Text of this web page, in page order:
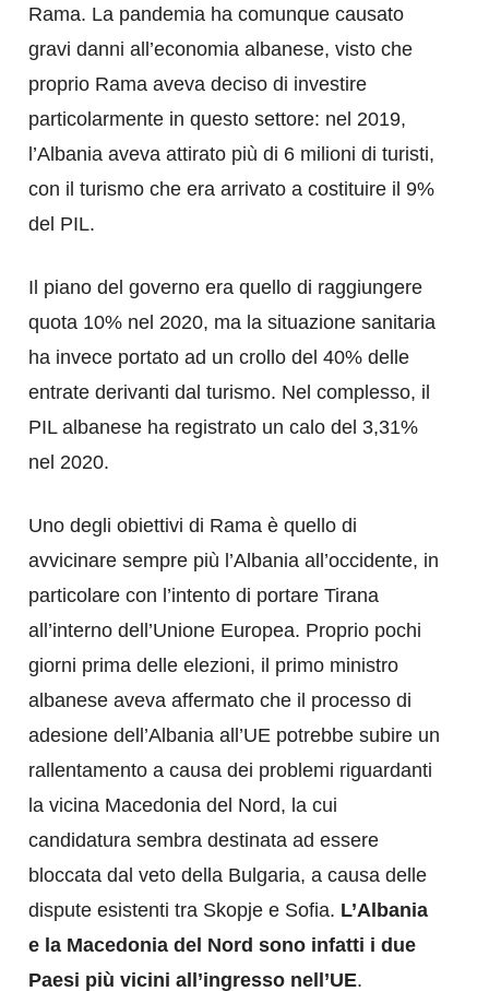
Rama. La pandemia ha comunque causato
gravi danni all’economia albanese, visto che
proprio Rama aveva deciso di investire
particolarmente in questo settore: nel 2019,
l’Albania aveva attirato più di 6 milioni di turisti,
con il turismo che era arrivato a costituire il 9%
del PIL.
Il piano del governo era quello di raggiungere
quota 10% nel 2020, ma la situazione sanitaria
ha invece portato ad un crollo del 40% delle
entrate derivanti dal turismo. Nel complesso, il
PIL albanese ha registrato un calo del 3,31%
nel 2020.
Uno degli obiettivi di Rama è quello di
avvicinare sempre più l’Albania all’occidente, in
particolare con l’intento di portare Tirana
all’interno dell’Unione Europea. Proprio pochi
giorni prima delle elezioni, il primo ministro
albanese aveva affermato che il processo di
adesione dell’Albania all’UE potrebbe subire un
rallentamento a causa dei problemi riguardanti
la vicina Macedonia del Nord, la cui
candidatura sembra destinata ad essere
bloccata dal veto della Bulgaria, a causa delle
dispute esistenti tra Skopje e Sofia. L’Albania
e la Macedonia del Nord sono infatti i due
Paesi più vicini all’ingresso nell’UE.